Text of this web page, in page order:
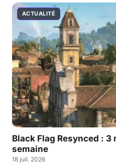
ACTUALITÉ
Black Flag Resynced :
semaine
18 juil. 2026